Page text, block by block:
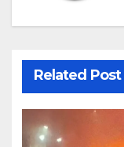
Related Post